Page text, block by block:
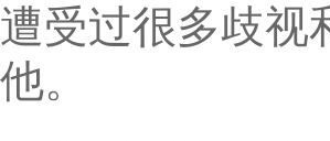
遭受过很多歧视
他。